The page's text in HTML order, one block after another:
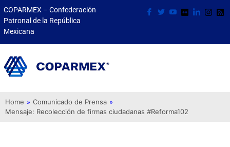
COPARMEX – Confederación
Patronal de la República
Mexicana
Home » Comunicado de Prensa »
Mensaje: Recolección de firmas ciudadanas #Reforma102